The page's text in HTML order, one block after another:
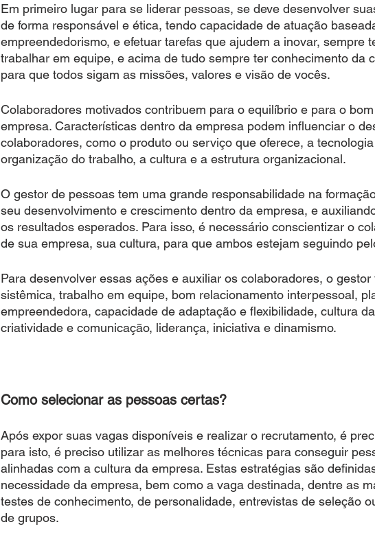
Em primeiro lugar para se liderar pessoas, se deve desenvolver
de forma responsável e ética, tendo capacidade de atuação
empreendedorismo, e efetuar tarefas que ajudem a inovar, sempre
trabalhar em equipe, e acima de tudo sempre ter conhecimento da
para que todos sigam as missões, valores e visão de vocês.
Colaboradores motivados contribuem para o equilíbrio e para o
empresa. Características dentro da empresa podem influenciar o
colaboradores, como o produto ou serviço que oferece, a
organização do trabalho, a cultura e a estrutura organizacional.
O gestor de pessoas tem uma grande responsabilidade na
seu desenvolvimento e crescimento dentro da empresa, e
os resultados esperados. Para isso, é necessário conscientizar o
de sua empresa, sua cultura, para que ambos estejam seguindo
Para desenvolver essas ações e auxiliar os colaboradores, o
sistêmica, trabalho em equipe, bom relacionamento interpessoal,
empreendedora, capacidade de adaptação e flexibilidade, cultura
criatividade e comunicação, liderança, iniciativa e dinamismo.
Como selecionar as pessoas certas?
Após expor suas vagas disponíveis e realizar o recrutamento, é
para isto, é preciso utilizar as melhores técnicas para conseguir
alinhadas com a cultura da empresa. Estas estratégias são
necessidade da empresa, bem como a vaga destinada, dentre as
testes de conhecimento, de personalidade, entrevistas de seleção
de grupos.